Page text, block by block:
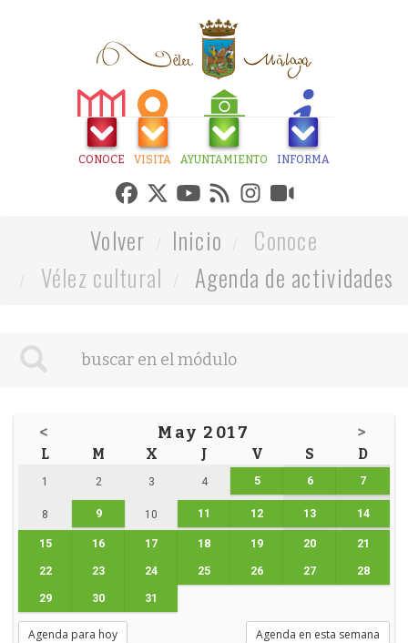
CONOCE VISITA AYUNTAMIENTO INFORMA
Volver Inicio
Conoce
Vélez cultural
Agenda de actividades
< May 2017 >
L M X J V S D
1 2 3 4 5 6 7
8 9 10 11 12 13 14
15 16 17 18 19 20 21
22 23 24 25 26 27 28
29 30 31
Agenda para hoy Agenda en esta semana